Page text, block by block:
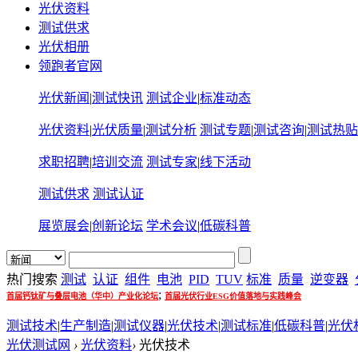
光伏资料
测试供求
光伏相册
领跑者官网
光伏新闻 |测试快讯 测试企业|标准动态
光伏资料|光伏质量|测试分析 测试专题|测试咨询|测试热贴
求职招聘|培训交流 测试专家|线下活动
测试供求 测试认证
展览展会|创新论坛 学术会议|低碳科普
热门搜索 测试 认证 组件 电池 PID TUV 标准 质量 逆变器
首届钙钛矿与叠层电池（华中）产业化论坛; 首届光伏行业ESG价值落地与实践峰会
测试技术|生产制造|测试仪器|光伏技术|测试标准|低碳科普|光伏
光伏测试网 › 光伏资料› 光伏技术